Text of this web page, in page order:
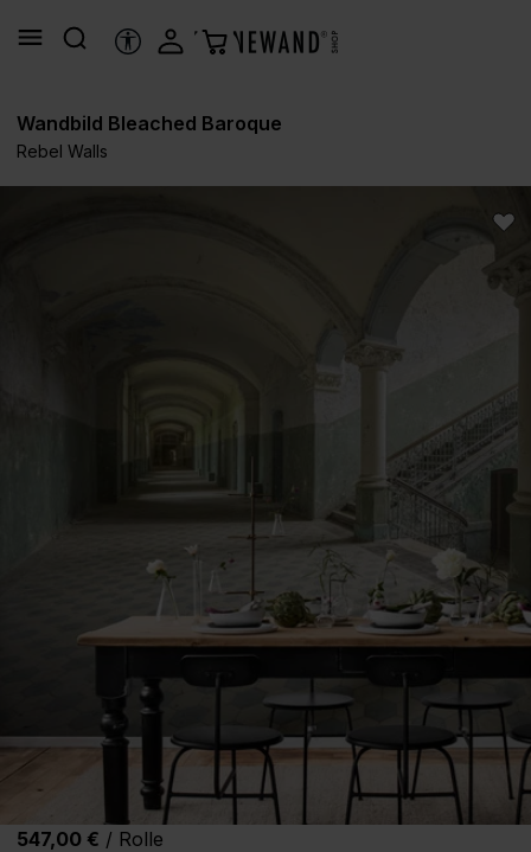
springen
HILFSTOOLS
Wandbild Bleached Baroque
Rebel Walls
547,00 € / Rolle